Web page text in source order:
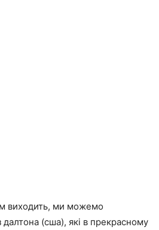
виходить, ми можемо
(сша), які в прекрасному